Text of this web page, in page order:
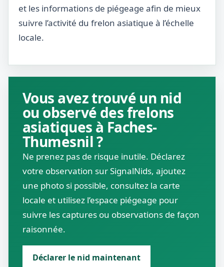
et les informations de piégeage afin de mieux
suivre l’activité du frelon asiatique à l’échelle
locale.
Vous avez trouvé un nid
ou observé des frelons
asiatiques à Faches-
Thumesnil ?
Ne prenez pas de risque inutile. Déclarez
votre observation sur SignalNids, ajoutez
une photo si possible, consultez la carte
locale et utilisez l’espace piégeage pour
suivre les captures ou observations de façon
raisonnée.
Déclarer le nid maintenant